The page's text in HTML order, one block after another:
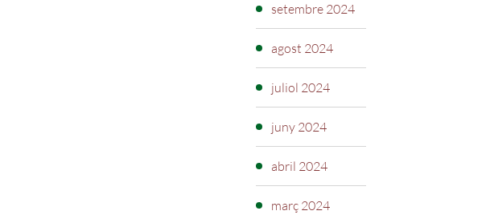
setembre 2024
agost 2024
juliol 2024
juny 2024
abril 2024
març 2024